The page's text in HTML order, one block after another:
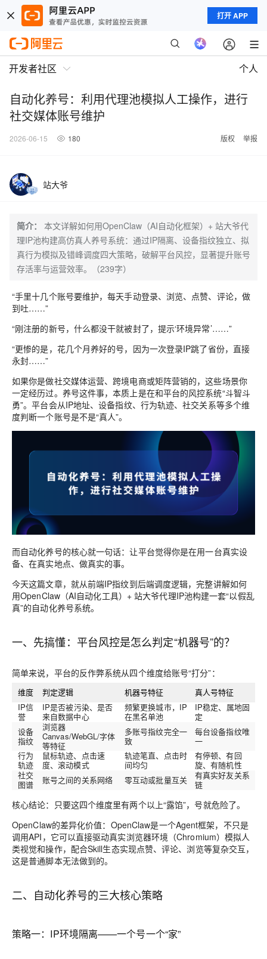
打开 APP
开发者社区 个人
自动化养号：利用代理池模拟人工操作，进行
社交媒体账号维护
2026-06-15 180 版权 举报
站大爷
简介：
本文详解如何用OpenClaw（AI自动化框架）+ 站大爷代
理IP池构建高仿真人养号系统：通过IP隔离、设备指纹独立、拟
真行为模拟及错峰调度四大策略，破解平台风控，显著提升账号
存活率与运营效率。（239字）
“手里十几个账号要维护，每天手动登录、浏览、点赞、评论，做
到吐……”
“刚注册的新号，什么都没干就被封了，提示‘环境异常’……”
“更惨的是，花几个月养好的号，因为一次登录IP跳了省份，直接
永封……”
如果你是做社交媒体运营、跨境电商或矩阵营销的，这些场景你
一定经历过。养号这件事，本质上是在和平台的风控系统“斗智斗
勇”。平台会从IP地址、设备指纹、行为轨迹、社交关系等多个维
度判断一个账号是不是“真人”。
而自动化养号的核心就一句话：让平台觉得你是在用一台真实设
备、在真实地点、做真实的事。
今天这篇文章，就从前端IP指纹到后端调度逻辑，完整讲解如何
用OpenClaw（AI自动化工具）+ 站大爷代理IP池构建一套“以假乱
真”的自动化养号系统。
一、先搞懂：平台风控是怎么判定“机器号”的？
简单来说，平台的反作弊系统从四个维度给账号“打分”：
维度 判定逻辑 机器号特征
真人号特征
IP信
誉
IP是否被污染、是否
来自数据中心
频繁更换城市，IP
在黑名单池
IP稳定、属地固
定
设备
指纹
浏览器
Canvas/WebGL/字体
等特征
多账号指纹完全一
致
每台设备指纹唯
一
行为
轨迹
鼠标轨迹、点击速
度、滚动模式
轨迹笔直、点击时
间均匀
有停顿、有回
旋、有随机性
社交
图谱
账号之间的关系网络 零互动或批量互关
有真实好友关系
链
核心结论：只要这四个维度里有两个以上“露馅”，号就危险了。
OpenClaw的差异化价值：OpenClaw是一个Agent框架，不只是
调用API，它可以直接驱动真实浏览器环境（Chromium）模拟人
类视觉和操作，配合Skill生态实现点赞、评论、浏览等复杂交互，
这是普通脚本无法做到的。
二、自动化养号的三大核心策略
策略一：IP环境隔离——一个号一个“家”